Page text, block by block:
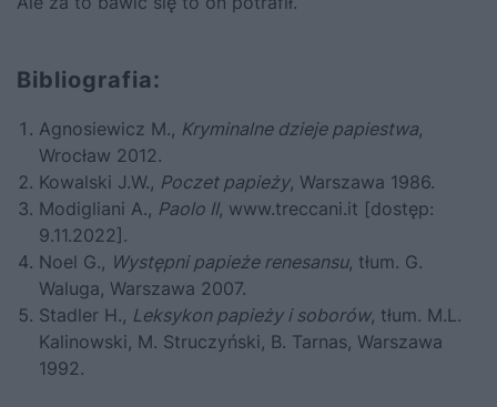
Bibliografia:
Agnosiewicz M., Kryminalne dzieje papiestwa,
Wrocław 2012.
Kowalski J.W., Poczet papieży, Warszawa 1986.
Modigliani A., Paolo II, www.treccani.it [dostęp:
9.11.2022].
Noel G., Występni papieże renesansu, tłum. G.
Waluga, Warszawa 2007.
Stadler H., Leksykon papieży i soborów, tłum. M.L.
Kalinowski, M. Struczyński, B. Tarnas, Warszawa
1992.